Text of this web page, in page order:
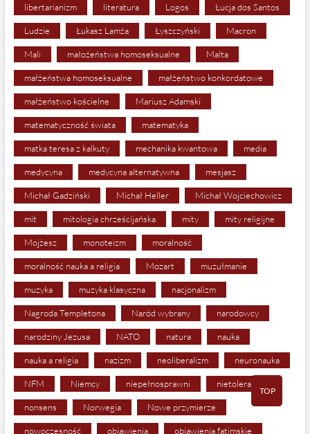
libertarianizm literatura Logos Łucja dos Santos
Ludzie Łukasz Lamża Łyszczyński Macron
Mali małożeństwa homoseksualne Malta
małżeństwa homoseksualne małżeństwo konkordatowe
małżeństwo kościelne Mariusz Adamski
matematyczność świata matematyka
matka teresa z kalkuty mechanika kwantowa media
medycyna medycyna alternatywna mesjasz
Michał Gadziński Michał Heller Michał Wojciechowicz
mit mitologia chrześcijańska mity mity religijne
Mojżesz monoteizm moralność
moralność nauka a religia Mozart muzułmanie
muzyka muzyka klasyczna nacjonalizm
Nagroda Templetona Naród wybrany narodowcy
narodziny Jezusa NATO natura nauka
nauka a religia nazizm neoliberalizm neuronauka
NFM Niemcy niepełnosprawni nietolerancja
nonsens Norwegia Nowe przymierze
nowoczesność objawienia objawienia fatimskie
TOP